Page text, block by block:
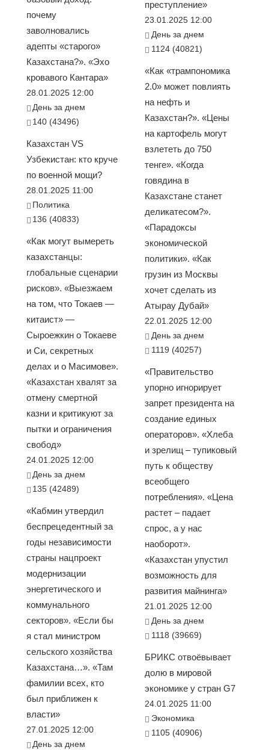
почему
заволновались
адепты «старого»
Казахстана?». «Эхо
кровавого Кантара»
28.01.2025 12:00
День за днем
140 (43496)
Казахстан VS
Узбекистан: кто круче
по военной мощи?
28.01.2025 11:00
Политика
136 (40833)
«Как могут вымереть
казахстанцы:
глобальные сценарии
рисков». «Выезжаем
на том, что Токаев —
китаист» —
Сыроежкин о Токаеве
и Си, секретных
делах и о Масимове».
«Казахстан хвалят за
отмену смертной
казни и критикуют за
пытки и ограничения
свобод»
24.01.2025 12:00
День за днем
135 (42489)
«Кабмин утвердил
беспрецедентный за
годы независимости
страны нацпроект
модернизации
энергетического и
коммунального
секторов». «Если бы
я стал министром
сельского хозяйства
Казахстана…». «Там
фамилии всех, кто
был приближен к
власти»
27.01.2025 12:00
День за днем
преступление»
23.01.2025 12:00
День за днем
1124 (40821)
«Как «трампономика
2.0» может повлиять
на нефть и
Казахстан?». «Цены
на картофель могут
взлететь до 750
тенге». «Когда
говядина в
Казахстане станет
деликатесом?».
«Парадоксы
экономической
политики». «Как
грузин из Москвы
хочет сделать из
Атырау Дубай»
22.01.2025 12:00
День за днем
1119 (40257)
«Правительство
упорно игнорирует
запрет президента на
создание единых
операторов». «Хлеба
и зрелищ – тупиковый
путь к обществу
всеобщего
потребления». «Цена
растет – падает
спрос, а у нас
наоборот».
«Казахстан упустил
возможность для
развития майнинга»
21.01.2025 12:00
День за днем
1118 (39669)
БРИКС отвоёвывает
долю в мировой
экономике у стран G7
24.01.2025 11:00
Экономика
1105 (40906)